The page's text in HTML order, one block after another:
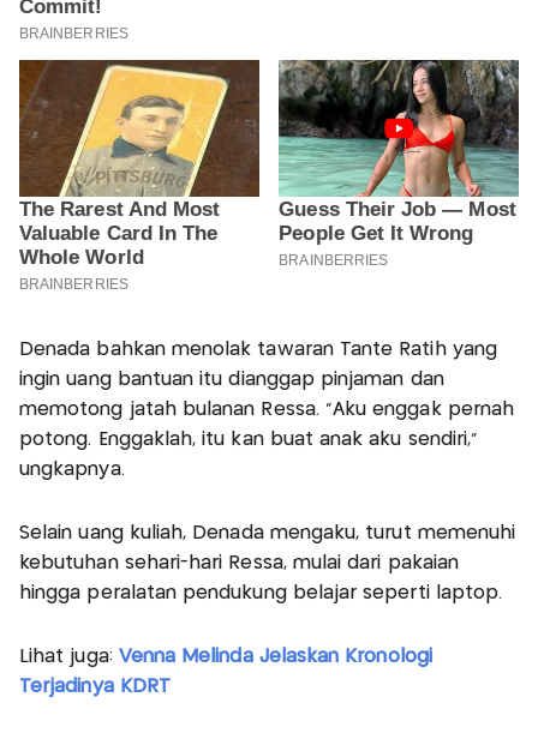
Denada bahkan menolak tawaran Tante Ratih yang
ingin uang bantuan itu dianggap pinjaman dan
memotong jatah bulanan Ressa. “Aku enggak pernah
potong. Enggaklah, itu kan buat anak aku sendiri,”
ungkapnya.
Selain uang kuliah, Denada mengaku, turut memenuhi
kebutuhan sehari-hari Ressa, mulai dari pakaian
hingga peralatan pendukung belajar seperti laptop.
Lihat juga: Venna Melinda Jelaskan Kronologi
Terjadinya KDRT